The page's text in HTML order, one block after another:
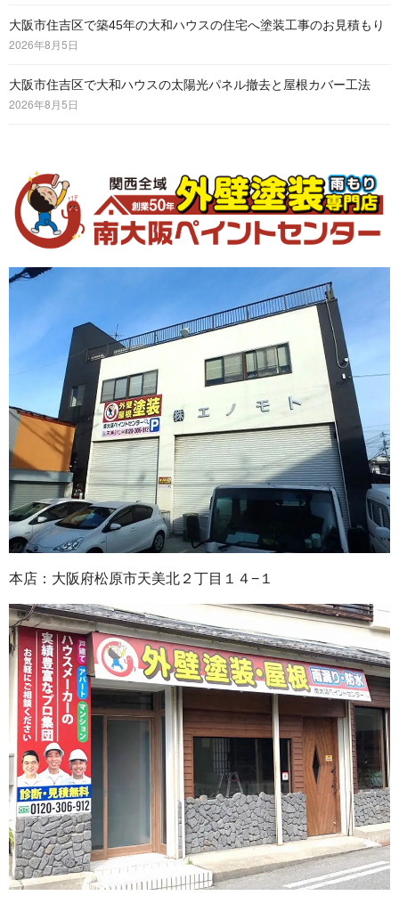
大阪市住吉区で築45年の大和ハウスの住宅へ塗装工事のお見積もり
2026年8月5日
大阪市住吉区で大和ハウスの太陽光パネル撤去と屋根カバー工法
2026年8月5日
本店：大阪府松原市天美北２丁目１４−１